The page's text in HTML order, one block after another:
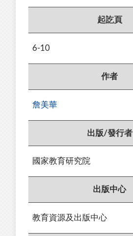
起訖頁
6-10
作者
詹美華
出版/發行者
國家教育研究院
出版中心
教育資源及出版中心